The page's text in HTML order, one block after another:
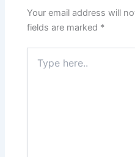
Your email address will
fields are marked *
here..